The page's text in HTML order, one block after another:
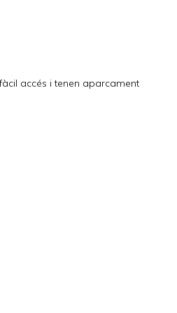
accés i tenen aparcament